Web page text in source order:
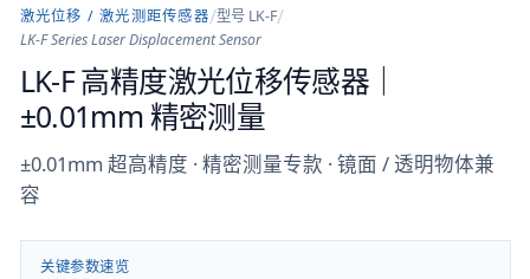
激光位移 / 激光测距传感器/型号 LK-F/
LK-F Series Laser Displacement Sensor
LK-F 高精度激光位移传感器｜
±0.01mm 精密测量
±0.01mm 超高精度 · 精密测量专款 · 镜面 / 透明物体兼
容
关键参数速览